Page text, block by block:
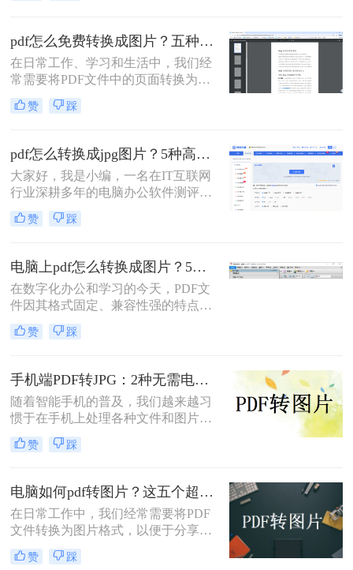
同的方法，帮助你在电脑上轻松完成
PDF到JPG的转换。
pdf怎么免费转换成图片？五种高效方法详解，总有一款适合你！
在日常工作、学习和生活中，我们经
常需要将PDF文件中的页面转换为图
片格式（如JPG、PNG）。无论是为
了在演示文稿中插入清晰的图表、在
某些平台只支持图片上传的需求，掌
握PDF转图片的技能都至关重要。然
而，面对网络上琳琅满目的转换工
具，如何选择一款免费、安全且高效
的方法成为了许多人的难题。
赞 踩
pdf怎么转换成jpg图片？5种高效方法详解，告别繁琐操作！
大家好，我是小编，一名在IT互联网
行业深耕多年的电脑办公软件测评博
主。在日常工作中，我经常收到用户
反馈：PDF文件里的图表或文字需要
图、报告展示或资料存档，但转换过
程总是遇到格式错乱、操作复杂或隐
私泄露等问题。今天，我将结合多年
测评经验，为大家详细解析PDF怎么
转换成JPG图片的常用方法，帮助您
精准提取信息，提升工作效率。那么
专业知识和实际案例，确保内容客观
中立，同时自然融入高效工具推荐，
助您轻松应对办公挑战。
赞 踩
电脑上pdf怎么转换成图片？5个常用有效方法，精准高效不踩坑！
在数字化办公和学习的今天，PDF文
件因其格式固定、兼容性强的特点而
广泛应用。但有时我们需要将PDF文
件转换为图片格式，便于在社交媒体
辑。那么电脑上pdf怎么转换成图片
呢？本文将全面介绍五种在电脑上将
PDF转换为图片的高效方法，涵盖专
业软件、在线工具、命令行技巧等不
同解决方案。
赞 踩
手机端PDF转JPG：2种无需电脑的快捷操作流程！
随着智能手机的普及，我们越来越习
惯于在手机上处理各种文件和图片。
有时候，我们可能需要将PDF文件中
的图片转换成JPG格式，以便在不同
怎么把pdf图片转换成jpg的文章，希
望对您有所帮助。
赞 踩
电脑如何pdf转图片？这五个超实用的方法一定要试试！
在日常工作中，我们经常需要将PDF
文件转换为图片格式，以便于分享、
编辑或打印。那么电脑如何pdf转图片
呢？本文将为您介绍五种高效的PDF
赞 踩